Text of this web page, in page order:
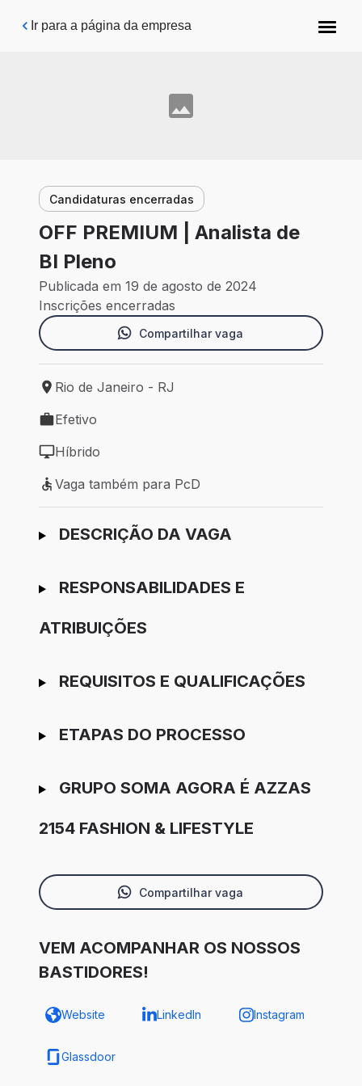
Pular para o conteúdo principal
Ir para a página da empresa
Candidaturas encerradas
OFF PREMIUM | Analista de
BI Pleno
Publicada em 19 de agosto de 2024
Inscrições encerradas
Compartilhar vaga
Local de trabalho: Rio de Janeiro - RJ
Rio de Janeiro - RJ
Tipo de vaga: Efetivo
Efetivo
Modelo de trabalho: Híbrido
Híbrido
Vaga também para PcD
Vaga também para PcD
Ir para candidatura
DESCRIÇÃO DA VAGA
RESPONSABILIDADES E
ATRIBUIÇÕES
REQUISITOS E QUALIFICAÇÕES
ETAPAS DO PROCESSO
GRUPO SOMA AGORA É AZZAS
2154 FASHION & LIFESTYLE
Compartilhar vaga
VEM ACOMPANHAR OS NOSSOS
BASTIDORES!
Website LinkedIn Instagram
Glassdoor